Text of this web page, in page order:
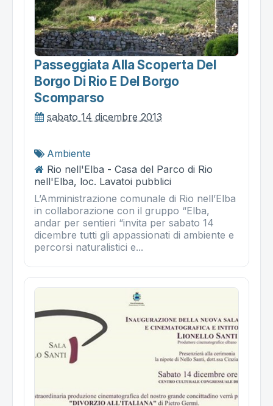
Passeggiata Alla Scoperta Del
Borgo Di Rio E Del Borgo
Scomparso
sabato 14 dicembre 2013
Ambiente
Rio nell'Elba - Casa del Parco di Rio
nell'Elba, loc. Lavatoi pubblici
L’Amministrazione comunale di Rio nell’Elba
in collaborazione con il gruppo “Elba,
andar per sentieri “invita per sabato 14
dicembre tutti gli appassionati di ambiente e
percorsi naturalistici e...